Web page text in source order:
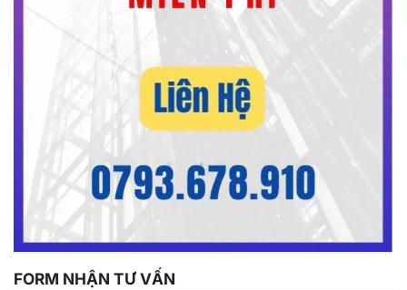
FORM NHẬN TƯ VẤN